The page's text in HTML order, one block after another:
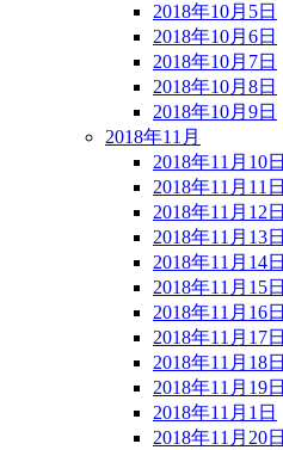
2018年10月5日
2018年10月6日
2018年10月7日
2018年10月8日
2018年10月9日
2018年11月
2018年11月10日
2018年11月11日
2018年11月12日
2018年11月13日
2018年11月14日
2018年11月15日
2018年11月16日
2018年11月17日
2018年11月18日
2018年11月19日
2018年11月1日
2018年11月20日